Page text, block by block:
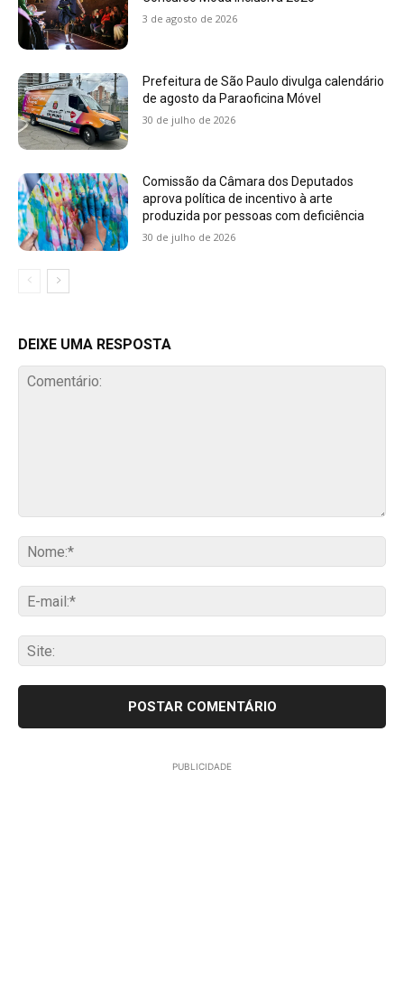
3 de agosto de 2026
Prefeitura de São Paulo divulga calendário
de agosto da Paraoficina Móvel
30 de julho de 2026
Comissão da Câmara dos Deputados
aprova política de incentivo à arte
produzida por pessoas com deficiência
30 de julho de 2026
DEIXE UMA RESPOSTA
PUBLICIDADE